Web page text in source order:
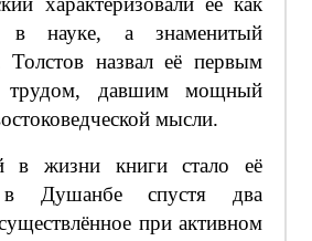
в науке, а знаменитый
назвал её первым
давшим мощный
мысли.
в жизни книги стало её
в Душанбе спустя два
при активном